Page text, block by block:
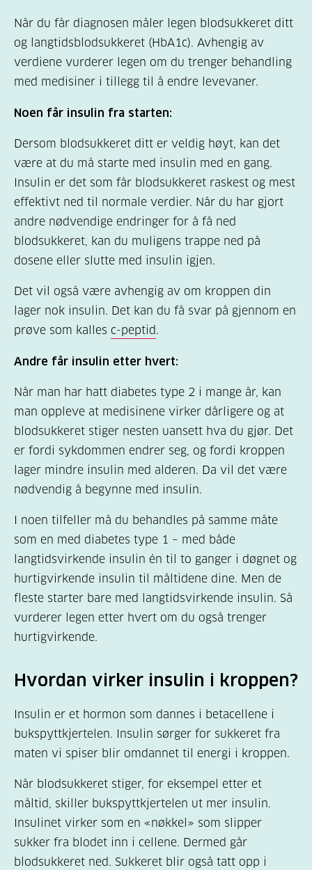
Når du får diagnosen måler legen blodsukkeret ditt
og langtidsblodsukkeret (HbA1c). Avhengig av
verdiene vurderer legen om du trenger behandling
med medisiner i tillegg til å endre levevaner.
Noen får insulin fra starten:
Dersom blodsukkeret ditt er veldig høyt, kan det
være at du må starte med insulin med en gang.
Insulin er det som får blodsukkeret raskest og mest
effektivt ned til normale verdier. Når du har gjort
andre nødvendige endringer for å få ned
blodsukkeret, kan du muligens trappe ned på
dosene eller slutte med insulin igjen.
Det vil også være avhengig av om kroppen din
lager nok insulin. Det kan du få svar på gjennom en
prøve som kalles c-peptid.
Andre får insulin etter hvert:
Når man har hatt diabetes type 2 i mange år, kan
man oppleve at medisinene virker dårligere og at
blodsukkeret stiger nesten uansett hva du gjør. Det
er fordi sykdommen endrer seg, og fordi kroppen
lager mindre insulin med alderen. Da vil det være
nødvendig å begynne med insulin.
I noen tilfeller må du behandles på samme måte
som en med diabetes type 1 – med både
langtidsvirkende insulin én til to ganger i døgnet og
hurtigvirkende insulin til måltidene dine. Men de
fleste starter bare med langtidsvirkende insulin. Så
vurderer legen etter hvert om du også trenger
hurtigvirkende.
Hvordan virker insulin i kroppen?
Insulin er et hormon som dannes i betacellene i
bukspyttkjertelen. Insulin sørger for sukkeret fra
maten vi spiser blir omdannet til energi i kroppen.
Når blodsukkeret stiger, for eksempel etter et
måltid, skiller bukspyttkjertelen ut mer insulin.
Insulinet virker som en «nøkkel» som slipper
sukker fra blodet inn i cellene. Dermed går
blodsukkeret ned. Sukkeret blir også tatt opp i